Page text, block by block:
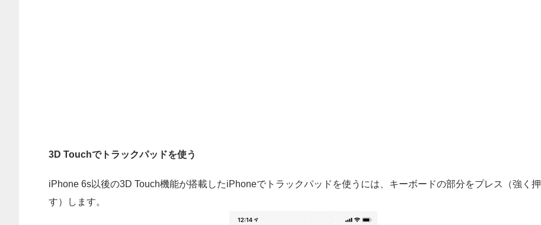
3D Touchでトラックパッドを使う
iPhone 6s以後の3D Touch機能が搭載したiPhoneでトラックパッドを使うには、キーボードの部分をプレス（強く押
す）します。